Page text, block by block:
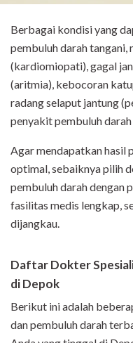
Berbagai kondisi yang
pembuluh darah tangani,
(kardiomiopati), gagal
(aritmia), kebocoran
radang selaput jantung
penyakit pembuluh darah
Agar mendapatkan hasil
optimal, sebaiknya pilih
pembuluh darah dengan
fasilitas medis lengkap,
dijangkau.
Daftar Dokter
di Depok
Berikut ini adalah
dan pembuluh darah